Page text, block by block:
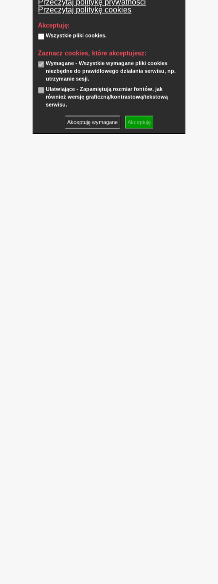
Przeczytaj politykę prywatności
Przeczytaj politykę cookies
Akceptuję:
Wszystkie pliki cookies.
Zaznacz cookies, które akceptujesz:
Wymagane - Wszystkie wymagane pliki cookies
niezbędne do prawidłowego działania serwisu, np.
utrzymanie sesji.
Ułatwiające - Zapamiętują rozmiar fontów, jak
również wersję graficzną/kontrastową/tekstową
serwisu.
Akceptuję wymagane Akceptuję